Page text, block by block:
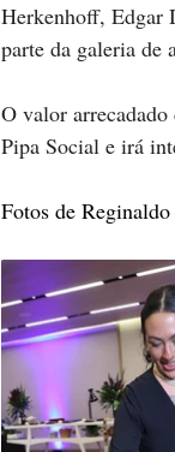
Herkenhoff, Edgar
parte da galeria de
O valor
Pipa Social e irá
Fotos de